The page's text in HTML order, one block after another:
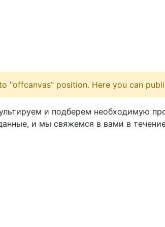
"offcanvas" position. Here you can
и подберем необходимую
и мы свяжемся в вами в